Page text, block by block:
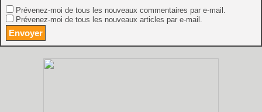
Prévenez-moi de tous les nouveaux commentaires par e-mail.
Prévenez-moi de tous les nouveaux articles par e-mail.